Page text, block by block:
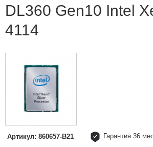
DL360 Gen10 Intel
4114
Артикул: 860657-B21 Гарантия 36